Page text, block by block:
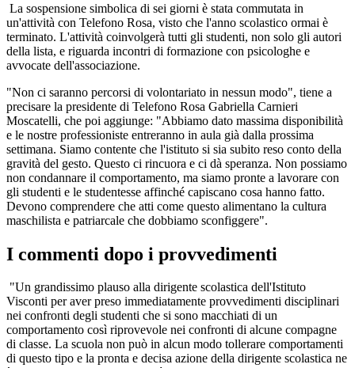
La sospensione simbolica di sei giorni è stata commutata in
un'attività con Telefono Rosa, visto che l'anno scolastico ormai è
terminato. L'attività coinvolgerà tutti gli studenti, non solo gli autori
della lista, e riguarda incontri di formazione con psicologhe e
avvocate dell'associazione.
"Non ci saranno percorsi di volontariato in nessun modo", tiene a
precisare la presidente di Telefono Rosa Gabriella Carnieri
Moscatelli, che poi aggiunge: "Abbiamo dato massima disponibilità
e le nostre professioniste entreranno in aula già dalla prossima
settimana. Siamo contente che l'istituto si sia subito reso conto della
gravità del gesto. Questo ci rincuora e ci dà speranza. Non possiamo
non condannare il comportamento, ma siamo pronte a lavorare con
gli studenti e le studentesse affinché capiscano cosa hanno fatto.
Devono comprendere che atti come questo alimentano la cultura
maschilista e patriarcale che dobbiamo sconfiggere".
I commenti dopo i provvedimenti
"Un grandissimo plauso alla dirigente scolastica dell'Istituto
Visconti per aver preso immediatamente provvedimenti disciplinari
nei confronti degli studenti che si sono macchiati di un
comportamento così riprovevole nei confronti di alcune compagne
di classe. La scuola non può in alcun modo tollerare comportamenti
di questo tipo e la pronta e decisa azione della dirigente scolastica ne